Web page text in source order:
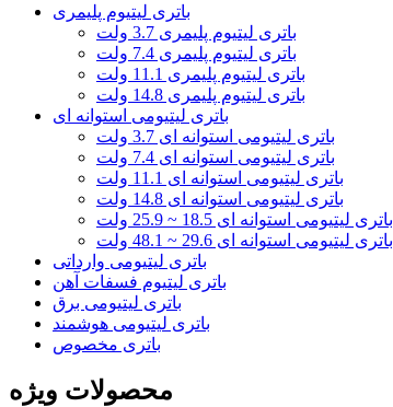
باتری لیتیوم پلیمری
باتری لیتیوم پلیمری 3.7 ولت
باتری لیتیوم پلیمری 7.4 ولت
باتری لیتیوم پلیمری 11.1 ولت
باتری لیتیوم پلیمری 14.8 ولت
باتری لیتیومی استوانه ای
باتری لیتیومی استوانه ای 3.7 ولت
باتری لیتیومی استوانه ای 7.4 ولت
باتری لیتیومی استوانه ای 11.1 ولت
باتری لیتیومی استوانه ای 14.8 ولت
باتری لیتیومی استوانه ای 18.5 ~ 25.9 ولت
باتری لیتیومی استوانه ای 29.6 ~ 48.1 ولت
باتری لیتیومی وارداتی
باتری لیتیوم فسفات آهن
باتری لیتیومی برق
باتری لیتیومی هوشمند
باتری مخصوص
محصولات ویژه